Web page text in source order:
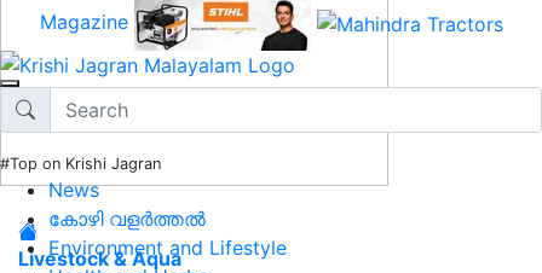
Magazine
#Top on Krishi Jagran
News
കോഴി വളർത്തൽ
Environment and Lifestyle
Livestock & Aqua